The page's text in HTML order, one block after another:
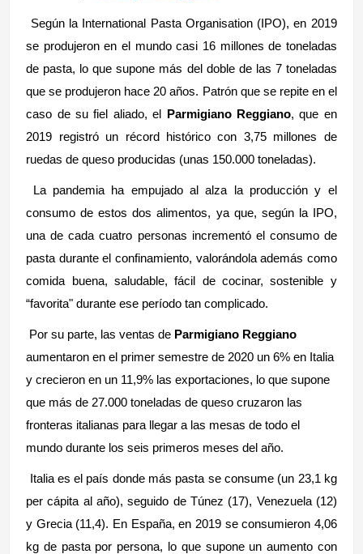
Según la International Pasta Organisation (IPO), en 2019
se produjeron en el mundo casi 16 millones de toneladas
de pasta, lo que supone más del doble de las 7 toneladas
que se produjeron hace 20 años. Patrón que se repite en el
caso de su fiel aliado, el Parmigiano Reggiano, que en
2019 registró un récord histórico con 3,75 millones de
ruedas de queso producidas (unas 150.000 toneladas).
La pandemia ha empujado al alza la producción y el
consumo de estos dos alimentos, ya que, según la IPO,
una de cada cuatro personas incrementó el consumo de
pasta durante el confinamiento, valorándola además como
comida buena, saludable, fácil de cocinar, sostenible y
“favorita" durante ese período tan complicado.
Por su parte, las ventas de Parmigiano Reggiano
aumentaron en el primer semestre de 2020 un 6% en Italia
y crecieron en un 11,9% las exportaciones, lo que supone
que más de 27.000 toneladas de queso cruzaron las
fronteras italianas para llegar a las mesas de todo el
mundo durante los seis primeros meses del año.
Italia es el país donde más pasta se consume (un 23,1 kg
per cápita al año), seguido de Túnez (17), Venezuela (12)
y Grecia (11,4). En España, en 2019 se consumieron 4,06
kg de pasta por persona, lo que supone un aumento con